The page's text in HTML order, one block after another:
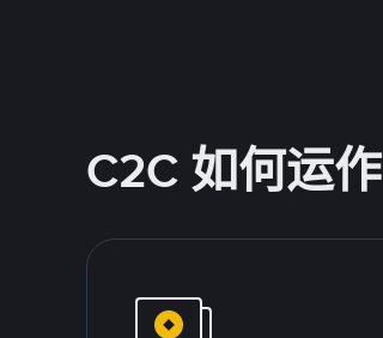
C2C 如何运作